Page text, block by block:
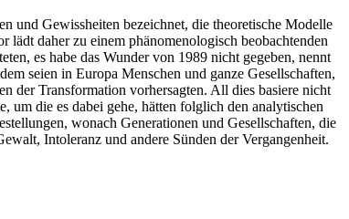
und Gewissheiten bezeichnet, die theoretische Modelle
daher zu einem phänomenologisch beobachtenden
es habe das Wunder von 1989 nicht gegeben, nennt
seien in Europa Menschen und ganze Gesellschaften,
der Transformation vorhersagten. All dies basiere nicht
um die es dabei gehe, hätten folglich den analytischen
wonach Generationen und Gesellschaften, die
Intoleranz und andere Sünden der Vergangenheit.